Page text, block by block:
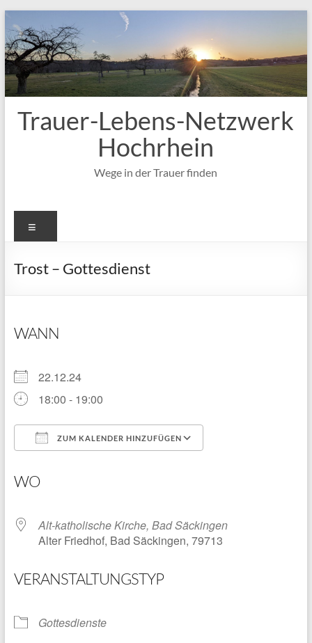
Inhalt
springen
Trauer-Lebens-Netzwerk
Hochrhein
Wege in der Trauer finden
Trost – Gottesdienst
WANN
22.12.24
18:00 - 19:00
ZUM KALENDER HINZUFÜGEN
WO
Alt-katholische Kirche, Bad Säckingen
Alter Friedhof, Bad Säckingen, 79713
VERANSTALTUNGSTYP
Gottesdienste